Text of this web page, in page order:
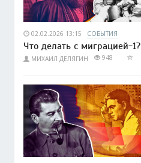
02.02.2026 13:15 СОБЫТИЯ
Что делать с миграцией-1?
МИХАИЛ ДЕЛЯГИН 948